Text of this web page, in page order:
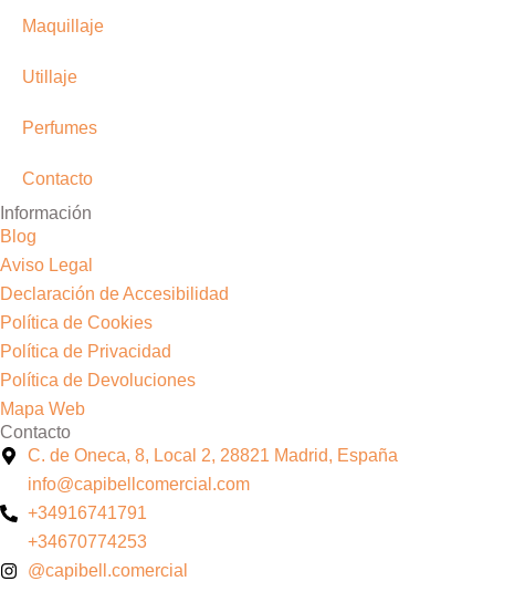
Maquillaje
Utillaje
Perfumes
Contacto
Información
Blog
Aviso Legal
Declaración de Accesibilidad
Política de Cookies
Política de Privacidad
Política de Devoluciones
Mapa Web
Contacto
C. de Oneca, 8, Local 2, 28821 Madrid, España
info@capibellcomercial.com
+34916741791
+34670774253
@capibell.comercial